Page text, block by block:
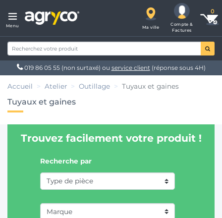
Menu Ma ville
Compte &
Factures
019 86 05 55 (non surtaxé) ou service client(réponse sous 4H)
Accueil Atelier Outillage Tuyaux et gaines
Tuyaux et gaines
Trouvez facilement votre produit !
Recherche par